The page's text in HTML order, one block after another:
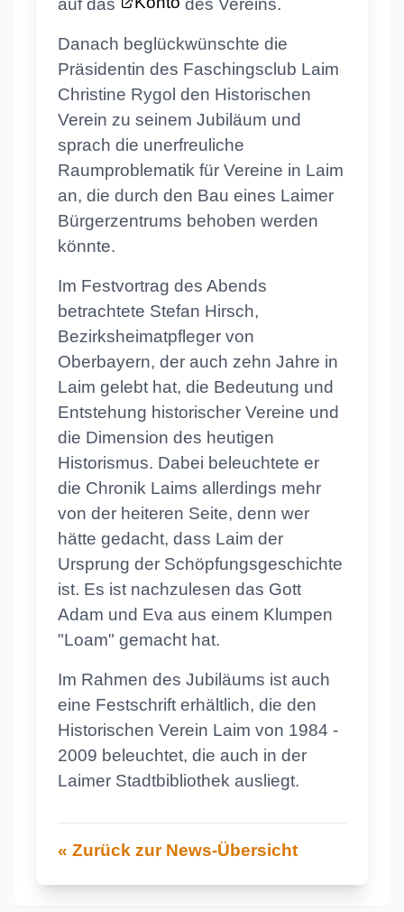
auf das des Vereins.
Danach beglückwünschte die
Präsidentin des Faschingsclub Laim
Christine Rygol den Historischen
Verein zu seinem Jubiläum und
sprach die unerfreuliche
Raumproblematik für Vereine in Laim
an, die durch den Bau eines Laimer
Bürgerzentrums behoben werden
könnte.
Im Festvortrag des Abends
betrachtete Stefan Hirsch,
Bezirksheimatpfleger von
Oberbayern, der auch zehn Jahre in
Laim gelebt hat, die Bedeutung und
Entstehung historischer Vereine und
die Dimension des heutigen
Historismus. Dabei beleuchtete er
die Chronik Laims allerdings mehr
von der heiteren Seite, denn wer
hätte gedacht, dass Laim der
Ursprung der Schöpfungsgeschichte
ist. Es ist nachzulesen das Gott
Adam und Eva aus einem Klumpen
"Loam" gemacht hat.
Im Rahmen des Jubiläums ist auch
eine Festschrift erhältlich, die den
Historischen Verein Laim von 1984 -
2009 beleuchtet, die auch in der
Laimer Stadtbibliothek ausliegt.
« Zurück zur News-Übersicht